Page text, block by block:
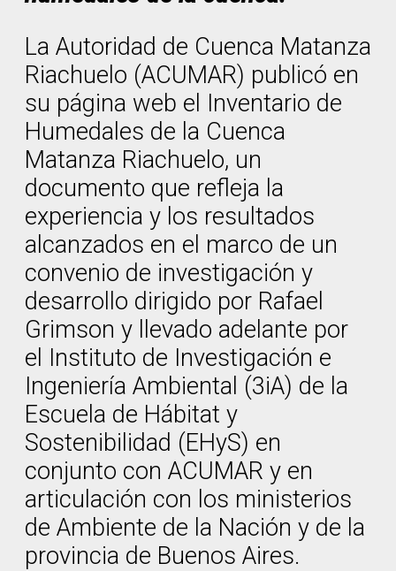
La Autoridad de Cuenca Matanza
Riachuelo (ACUMAR) publicó en
su página web el Inventario de
Humedales de la Cuenca
Matanza Riachuelo, un
documento que refleja la
experiencia y los resultados
alcanzados en el marco de un
convenio de investigación y
desarrollo dirigido por Rafael
Grimson y llevado adelante por
el Instituto de Investigación e
Ingeniería Ambiental (3iA) de la
Escuela de Hábitat y
Sostenibilidad (EHyS) en
conjunto con ACUMAR y en
articulación con los ministerios
de Ambiente de la Nación y de la
provincia de Buenos Aires.